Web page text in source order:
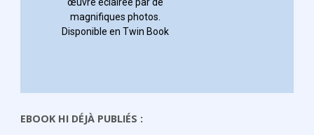
EBOOK HI DÉJÀ PUBLIÉS :